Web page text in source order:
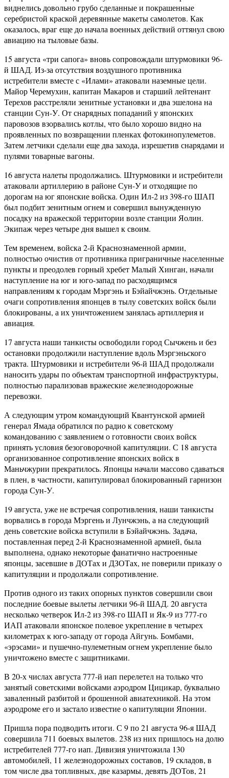
виднелись довольно грубо сделанные и покрашенные
серебристой краской деревянные макеты самолетов. Как
оказалось, враг еще до начала военных действий оттянул свою
авиацию на тыловые базы.
15 августа «три сапога» вновь сопровождали штурмовики 96-
й ШАД. Из-за отсутствия воздушного противника
истребители вместе с «Илами» атаковали наземные цели.
Майор Черемухин, капитан Макаров и старший лейтенант
Терехов расстреляли зенитные установки и два эшелона на
станции Сун-У. От снарядных попаданий у японских
паровозов взорвались котлы, что было хорошо видно на
проявленных по возвращении пленках фотокинопулеметов.
Затем летчики сделали еще два захода, изрешетив снарядами и
пулями товарные вагоны.
16 августа налеты продолжались. Штурмовики и истребители
атаковали артиллерию в районе Сун-У и отходящие по
дорогам на юг японские войска. Один Ил-2 из 398-го ШАП
был подбит зенитным огнем и совершил вынужденную
посадку на вражеской территории возле станции Яолин.
Экипаж через четыре дня вышел к своим.
Тем временем, войска 2-й Краснознаменной армии,
полностью очистив от противника приграничные населенные
пункты и преодолев горный хребет Малый Хинган, начали
наступление на юг и юго-запад по расходящимся
направлениям к городам Мэргэнь и Бэйайчжэнь. Отдельные
очаги сопротивления японцев в тылу советских войск были
блокированы, а их уничтожением занялась артиллерия и
авиация.
17 августа наши танкисты освободили город Сычжень и без
остановки продолжили наступление вдоль Мэргэньского
тракта. Штурмовики и истребители 96-й ШАД продолжали
наносить удары по объектам транспортной инфраструктуры,
полностью парализовав вражеские железнодорожные
перевозки.
А следующим утром командующий Квантунской армией
генерал Ямада обратился по радио к советскому
командованию с заявлением о готовности своих войск
принять условия безоговорочной капитуляции. С 18 августа
организованное сопротивление японских войск в
Маньчжурии прекратилось. Японцы начали массово сдаваться
в плен, в частности, капитулировал блокированный гарнизон
города Сун-У.
19 августа, уже не встречая сопротивления, наши танкисты
ворвались в города Мэргень и Лунчжэнь, а на следующий
день советские войска вступили в Бэйайчжэнь. Задача,
поставленная перед 2-й Краснознаменной армией, была
выполнена, однако некоторые фанатично настроенные
японцы, засевшие в ДОТах и ДЗОТах, не поверили приказу о
капитуляции и продолжали сопротивление.
Против одного из таких опорных пунктов совершили свои
последние боевые вылеты летчики 96-й ШАД. 20 августа
несколько четверок Ил-2 из 398-го ШАП и Як-9 из 777-го
ИАП атаковали японское полевое укрепление в четырех
километрах к юго-западу от города Айгунь. Бомбами,
«эрэсами» и пушечно-пулеметным огнем укрепление было
уничтожено вместе с защитниками.
В 20-х числах августа 777-й иап перелетел на только что
занятый советскими войсками аэродром Цицикар, буквально
заваленный разбитой и брошенной авиатехникой. На этом
аэродроме его и застало известие о капитуляции Японии.
Пришла пора подводить итоги. С 9 по 21 августа 96-я ШАД
совершила 711 боевых вылетов. 238 из них пришлось на долю
истребителей 777-го иап. Дивизия уничтожила 130
автомобилей, 11 железнодорожных составов, 19 складов, в
том числе два топливных, две казармы, девять ДОТов, 21